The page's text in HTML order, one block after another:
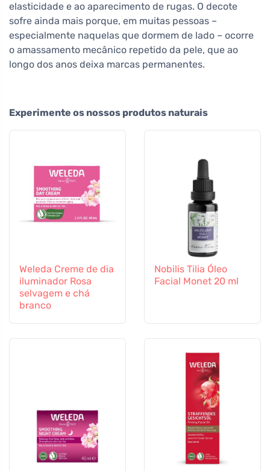
elasticidade e ao aparecimento de rugas. O decote
sofre ainda mais porque, em muitas pessoas –
especialmente naquelas que dormem de lado – ocorre
o amassamento mecânico repetido da pele, que ao
longo dos anos deixa marcas permanentes.
Experimente os nossos produtos naturais
Weleda Creme de dia
iluminador Rosa
selvagem e chá
branco
Nobilis Tilia Óleo
Facial Monet 20 ml